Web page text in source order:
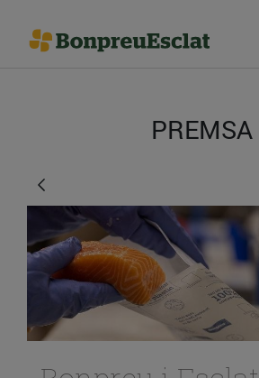
PREMSA